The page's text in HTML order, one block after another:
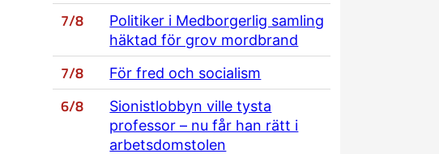
7/8
Politiker i Medborgerlig samling
häktad för grov mordbrand
7/8 För fred och socialism
6/8
Sionistlobbyn ville tysta
professor – nu får han rätt i
arbetsdomstolen